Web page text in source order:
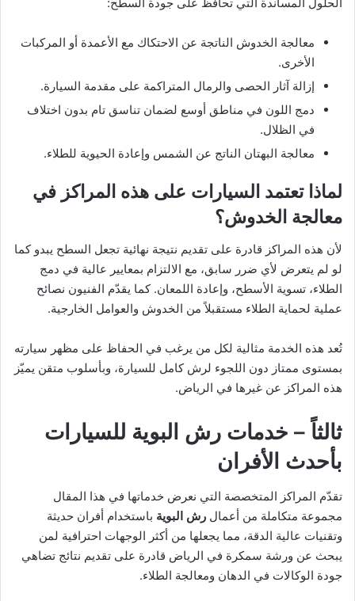
معالجة الخدوش الناتجة عن الاحتكاك مع الأعمدة أو المركبات
الأخرى.
إزالة آثار الحصى والرمال المتراكمة على مقدمة السيارة.
دمج اللون في مناطق أوسع لضمان تناسق تام بدون اختلاف
في الظلال.
معالجة البهتان الناتج عن الشمس وإعادة الحيوية للطلاء.
لماذا تعتمد السيارات على هذه المراكز في
معالجة الخدوش؟
لأن هذه المراكز قادرة على تقديم نتيجة نهائية تجعل السطح يبدو كما
لو لم يتعرض لأي ضرر سابق، مع الالتزام بمعايير عالية في دمج
الطلاء، تسوية الأسطح، وإعادة اللمعان. كما يقدّم الفنيون نصائح
عملية لحماية الطلاء مستقبلاً من الخدوش والعوامل الخارجية.
تُعد هذه الخدمة مثالية لكل من يرغب في الحفاظ على مظهر سيارته
بمستوى ممتاز دون اللجوء لرش كامل للسيارة، وبأسلوب متقن يميّز
هذه المراكز عن غيرها في الرياض.
ثالثاً – خدمات رش البوية للسيارات
بأحدث الأفران
تقدّم المراكز المتخصصة التي نعرض خدماتها في هذا المقال
مجموعة متكاملة من أعمال رش البوية باستخدام أفران حديثة
وتقنيات عالية الدقة، مما يجعلها من أكثر الوجهات احترافية لمن
يبحث عن ورشة سمكرة في الرياض قادرة على تقديم نتائج تضاهي
جودة الوكالات في الدهان ومعالجة الطلاء.